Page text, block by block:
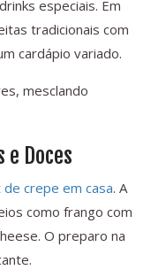
especiais. Em
tradicionais com
cardápio variado.
mesclando
e Doces
crepe em casa. A
como frango com
O preparo na